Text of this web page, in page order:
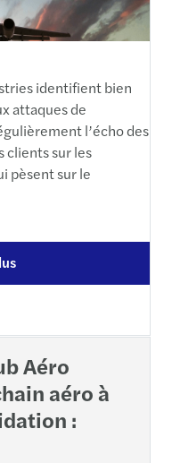
identifient bien
attaques de
l’écho des
clients sur les
pèsent sur le
Aéro
aéro à
: